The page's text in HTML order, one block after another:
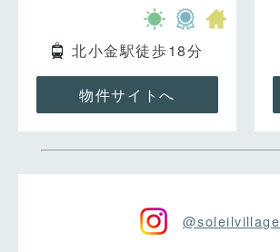
北小金駅徒歩18分
物件サイトへ
@soleilvillage